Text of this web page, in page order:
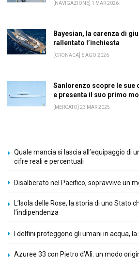
[NAVIGAZIONE] 1 MAR 2026
Bayesian, la carenza di
rallentato l’inchiesta
[CRONACA] 6 AGO 2026
Sanlorenzo scopre le sue
e presenta il suo primo
[MERCATO] 23 MAR 2025
Quale mancia si lascia all’equipaggio di
cifre reali e percentuali
Disalberato nel Pacifico, sopravvive un
L’Isola delle Rose, la storia di uno Stato
l’indipendenza
I delfini proteggono gli umani in acqua,
Azuree 33 con Pietro d’Alì: un modo